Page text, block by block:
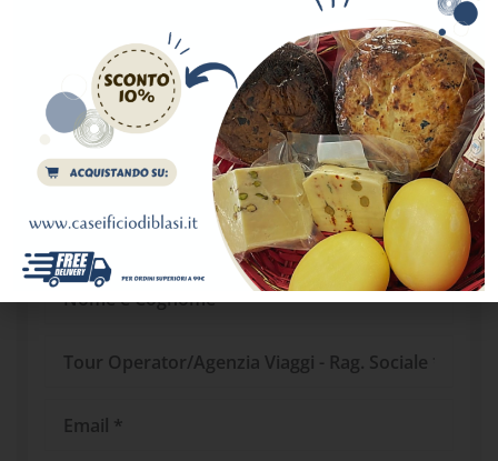
Sei un Tour Operator o un'agenzia
viaggi?​
Compila il form e ti aiuteremo a creare il tuo
Travel Package in base alle tue necessità
Nome
e
Operator/Agenzia